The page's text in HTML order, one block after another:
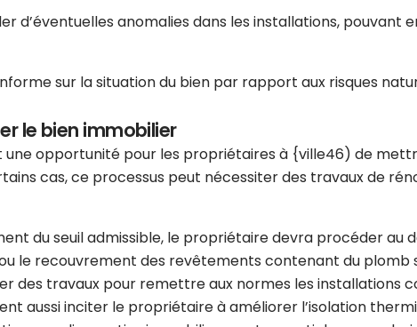
d’éventuelles anomalies dans les installations, pouvant
sur la situation du bien par rapport aux risques
le bien immobilier
opportunité pour les propriétaires à {ville46) de
cas, ce processus peut nécessiter des travaux de
du seuil admissible, le propriétaire devra procéder au
le recouvrement des revêtements contenant du plomb
des travaux pour remettre aux normes les installations
aussi inciter le propriétaire à améliorer l’isolation